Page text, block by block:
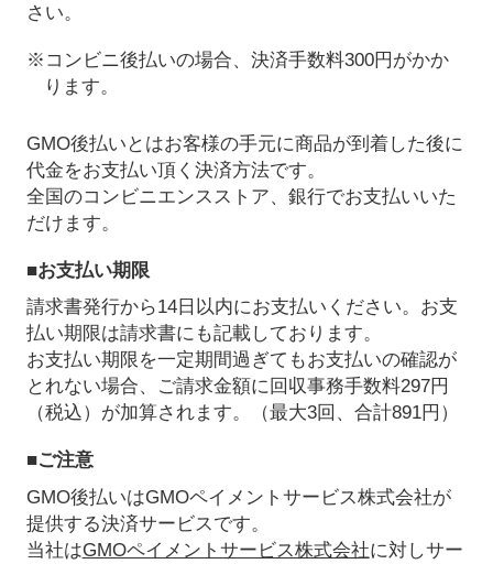
さい。
※コンビニ後払いの場合、決済手数料300円がかか
ります。
GMO後払いとはお客様の手元に商品が到着した後に
代金をお支払い頂く決済方法です。
全国のコンビニエンスストア、銀行でお支払いいた
だけます。
■お支払い期限
請求書発行から14日以内にお支払いください。お支
払い期限は請求書にも記載しております。
お支払い期限を一定期間過ぎてもお支払いの確認が
とれない場合、ご請求金額に回収事務手数料297円
（税込）が加算されます。（最大3回、合計891円）
■ご注意
GMO後払いはGMOペイメントサービス株式会社が
提供する決済サービスです。
当社はGMOペイメントサービス株式会社に対しサー